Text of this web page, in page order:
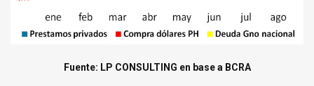
Fuente: LP CONSULTING en base a BCRA